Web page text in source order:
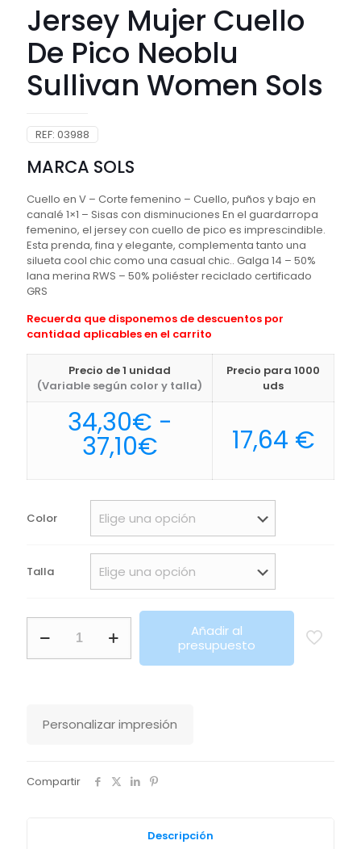
Jersey Mujer Cuello
De Pico Neoblu
Sullivan Women Sols
REF: 03988
MARCA SOLS
Cuello en V – Corte femenino – Cuello, puños y bajo en
canalé 1×1 – Sisas con disminuciones En el guardarropa
femenino, el jersey con cuello de pico es imprescindible.
Esta prenda, fina y elegante, complementa tanto una
silueta cool chic como una casual chic.. Galga 14 – 50%
lana merina RWS – 50% poliéster reciclado certificado
GRS
Recuerda que disponemos de descuentos por
cantidad aplicables en el carrito
Precio de 1 unidad
(Variable según color y talla)
Precio para 1000
uds
34,30€ -
37,10€Rango
precios:
desde
34,30€
hasta
37,10€
17,64 €
Color
Talla
Mujer
Cuello
Women
Añadir al
presupuesto
Personalizar impresión
Compartir
Descripción